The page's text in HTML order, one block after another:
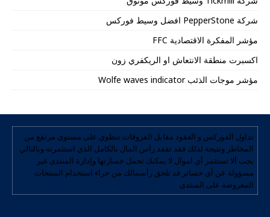
شركة PepperStone افضل وسيط فوركس
مؤشر المفكرة الاقتصادية FFC
اكسبرت منطقة الانتعاش او الريكفري زون
مؤشر موجات الذئب Wolfe waves indicator
تداول الفوركس و العقود مقابل الفروقات تنطوي على مستوى مرتفع من
المخاطر ونتيجة لذلك فقد تفقد رأس المال بالكامل الذي استثمرته وبالتالي
يجب ألا تستثمر أي اموال لا يمكنك تحمل خسارتها وإدارة المنتدى غير
مسؤولة عن أي خسائر قد تلحق رأسمالك من جراء استخدام المنتجات
المعروضة على المنتدى